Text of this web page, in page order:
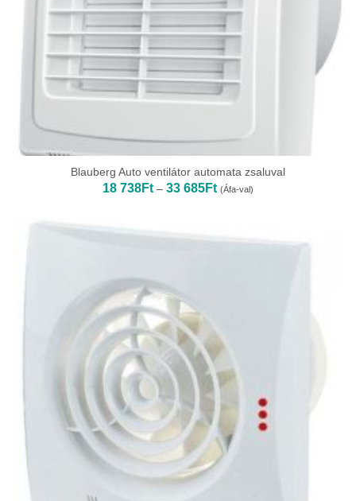
Blauberg Auto ventilátor automata zsaluval
18 738Ft – 33 685FtÁrtartomány:
18
(Áfa-val)